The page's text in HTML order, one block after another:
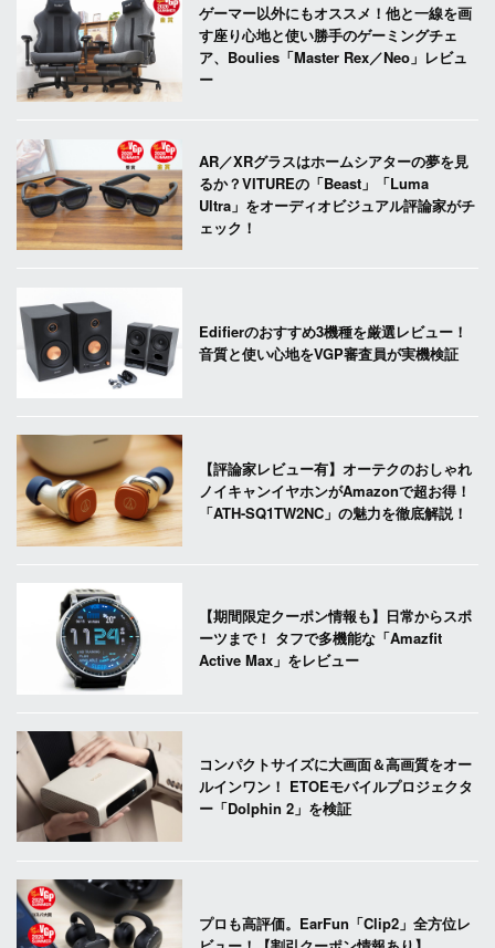
ゲーマー以外にもオススメ！他と一線を画
す座り心地と使い勝手のゲーミングチェ
ア、Boulies「Master Rex／Neo」レビュ
ー
AR／XRグラスはホームシアターの夢を見
るか？VITUREの「Beast」「Luma
Ultra」をオーディオビジュアル評論家がチ
ェック！
Edifierのおすすめ3機種を厳選レビュー！
音質と使い心地をVGP審査員が実機検証
【評論家レビュー有】オーテクのおしゃれ
ノイキャンイヤホンがAmazonで超お得！
「ATH-SQ1TW2NC」の魅力を徹底解説！
【期間限定クーポン情報も】日常からスポ
ーツまで！ タフで多機能な「Amazfit
Active Max」をレビュー
コンパクトサイズに大画面＆高画質をオー
ルインワン！ ETOEモバイルプロジェクタ
ー「Dolphin 2」を検証
プロも高評価。EarFun「Clip2」全方位レ